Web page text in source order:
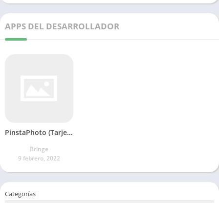
APPS DEL DESARROLLADOR
PinstaPhoto (Tarjeta a mano)
Bringe
9 febrero, 2022
Categorías